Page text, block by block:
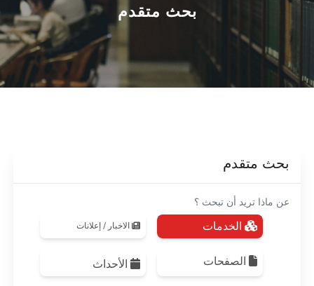
القطاعـات
الشئون الأكاديمية
البحث العلمي
تواصل معنا
بحث متقدم
بحث متقدم
عن ماذا تريد أن تبحث ؟
الخدمات